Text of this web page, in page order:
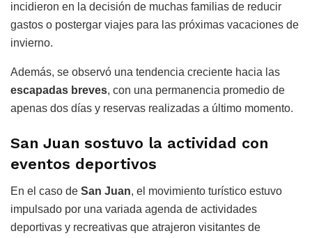
incidieron en la decisión de muchas familias de reducir
gastos o postergar viajes para las próximas vacaciones de
invierno.
Además, se observó una tendencia creciente hacia las
escapadas breves, con una permanencia promedio de
apenas dos días y reservas realizadas a último momento.
San Juan sostuvo la actividad con
eventos deportivos
En el caso de San Juan, el movimiento turístico estuvo
impulsado por una variada agenda de actividades
deportivas y recreativas que atrajeron visitantes de